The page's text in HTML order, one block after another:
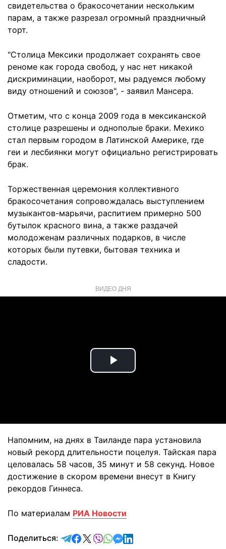
свидетельства о бракосочетании нескольким
парам, а также разрезал огромный праздничный
торт.
"Столица Мексики продолжает сохранять свое
реноме как города свобод, у нас нет никакой
дискриминации, наоборот, мы радуемся любому
виду отношений и союзов", - заявил Мансера.
Отметим, что с конца 2009 года в мексиканской
столице разрешены и однополые браки. Мехико
стал первым городом в Латинской Америке, где
геи и лесбиянки могут официально регистрировать
брак.
Торжественная церемония коллективного
бракосочетания сопровождалась выступлением
музыкантов-марьячи, распитием примерно 500
бутылок красного вина, а также раздачей
молодоженам различных подарков, в числе
которых были путевки, бытовая техника и
сладости.
ВИДЕО ДНЯ
Play
Напомним, на днях в Таиланде пара установила
новый рекорд длительности поцелуя. Тайская пара
целовалась 58 часов, 35 минут и 58 секунд. Новое
достижение в скором времени внесут в Книгу
рекордов Гиннеса.
По материалам РИА Новости
Поделиться: отправить в Telegram
поделиться в Facebook
поделиться в X
отправить в Viber
отправить в Whatsapp
отправить в Messenger
отправить в LinkedIn